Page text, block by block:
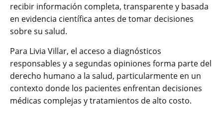
recibir información completa, transparente y basada
en evidencia científica antes de tomar decisiones
sobre su salud.
Para Livia Villar, el acceso a diagnósticos
responsables y a segundas opiniones forma parte del
derecho humano a la salud, particularmente en un
contexto donde los pacientes enfrentan decisiones
médicas complejas y tratamientos de alto costo.